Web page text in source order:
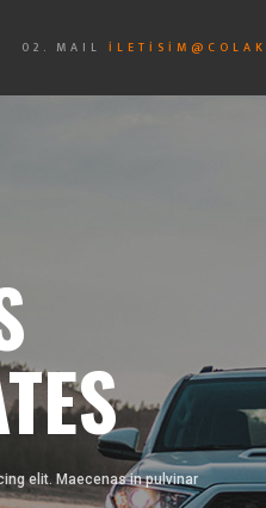
02. MAIL
elit. Maecenas in pulvinar